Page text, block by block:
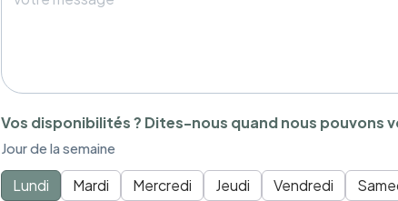
Vos disponibilités ? Dites-nous quand nous pouvons
Jour de la semaine
Lundi Mardi Mercredi Jeudi Vendredi